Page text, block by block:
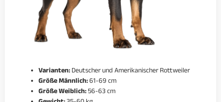
Varianten:Deutscher und Amerikanischer Rottweiler
Größe Männlich:61-69 cm
Größe Weiblich:56-63 cm